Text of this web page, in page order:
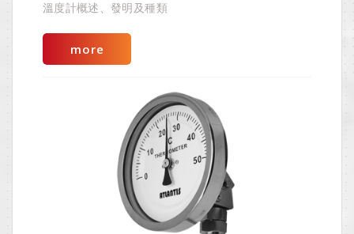
溫度計概述、發明及種類
more